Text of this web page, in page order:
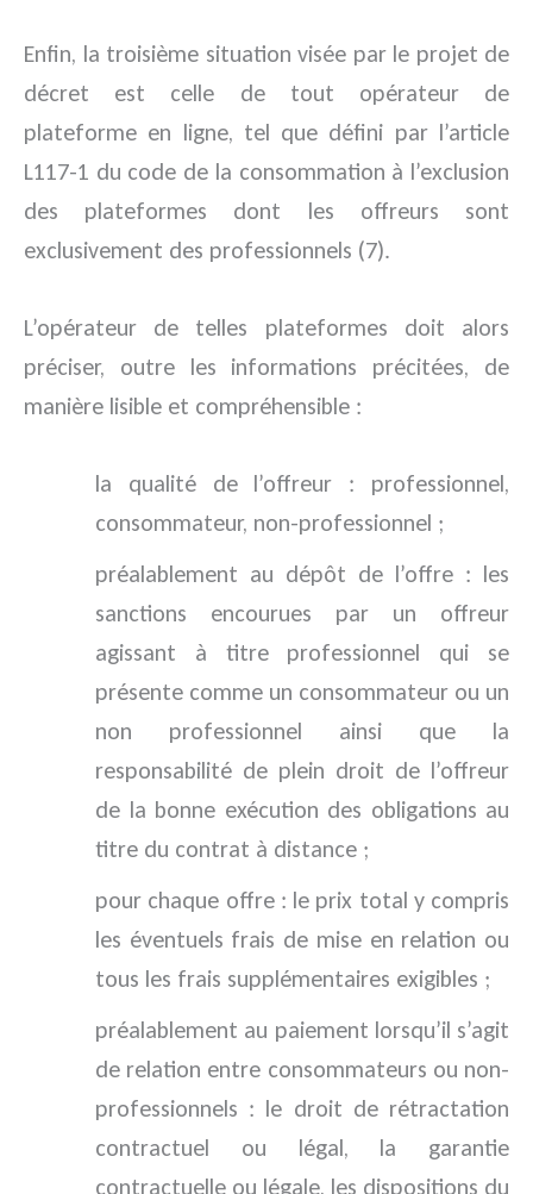
Enfin, la troisième situation visée par le projet de
décret est celle de tout opérateur de
plateforme en ligne, tel que défini par l’article
L117-1 du code de la consommation à l’exclusion
des plateformes dont les offreurs sont
exclusivement des professionnels (7).
L’opérateur de telles plateformes doit alors
préciser, outre les informations précitées, de
manière lisible et compréhensible :
la qualité de l’offreur : professionnel,
consommateur, non-professionnel ;
préalablement au dépôt de l’offre : les
sanctions encourues par un offreur
agissant à titre professionnel qui se
présente comme un consommateur ou un
non professionnel ainsi que la
responsabilité de plein droit de l’offreur
de la bonne exécution des obligations au
titre du contrat à distance ;
pour chaque offre : le prix total y compris
les éventuels frais de mise en relation ou
tous les frais supplémentaires exigibles ;
préalablement au paiement lorsqu’il s’agit
de relation entre consommateurs ou non-
professionnels : le droit de rétractation
contractuel ou légal, la garantie
contractuelle ou légale, les dispositions du